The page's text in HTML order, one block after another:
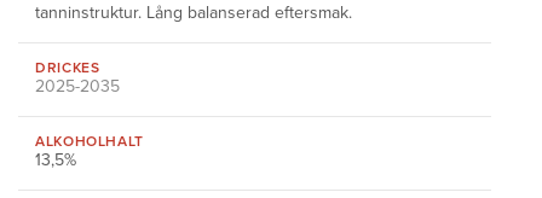
tanninstruktur. Lång balanserad eftersmak.
DRICKES
2025-2035
ALKOHOLHALT
13,5%